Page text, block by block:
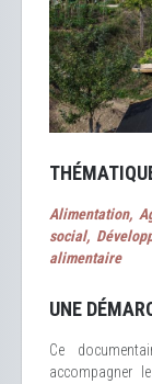
Alimentation,
social,
alimentaire
UNE
Ce
accompagner